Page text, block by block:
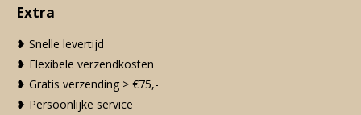
Extra
❥ Snelle levertijd
❥ Flexibele verzendkosten
❥ Gratis verzending > €75,-
❥ Persoonlijke service